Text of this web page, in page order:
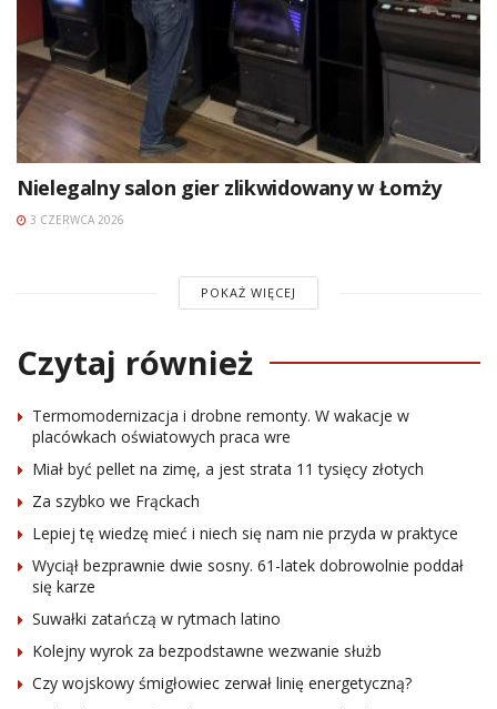
Nielegalny salon gier zlikwidowany w Łomży
3 CZERWCA 2026
POKAŻ WIĘCEJ
Czytaj również
Termomodernizacja i drobne remonty. W wakacje w
placówkach oświatowych praca wre
Miał być pellet na zimę, a jest strata 11 tysięcy złotych
Za szybko we Frąckach
Lepiej tę wiedzę mieć i niech się nam nie przyda w praktyce
Wyciął bezprawnie dwie sosny. 61-latek dobrowolnie poddał
się karze
Suwałki zatańczą w rytmach latino
Kolejny wyrok za bezpodstawne wezwanie służb
Czy wojskowy śmigłowiec zerwał linię energetyczną?